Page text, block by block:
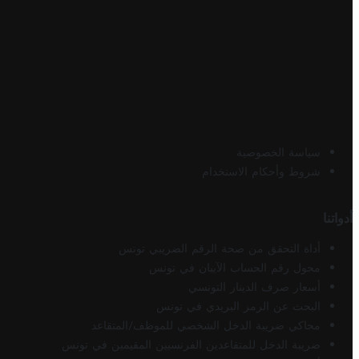
سياسة الخصوصية
شروط وأحكام الاستخدام
أدواتنا
أداة التحقق من صحة الرقم الضريبي تونس
محول رقم الحساب الآيبان في تونس
أسعار صرف الدينار التونسي
البحث عن الرمز البريدي في تونس
محاكي ضريبة الدخل الشخصي للموظف/المتقاعد
ضريبة الدخل للمتقاعدين الفرنسيين المقيمين في تونس